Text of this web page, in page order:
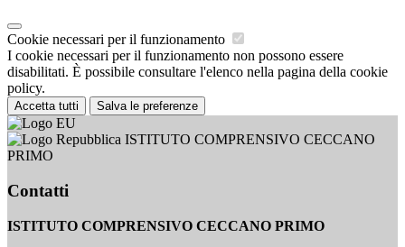
Cookie necessari per il funzionamento
I cookie necessari per il funzionamento non possono essere
disabilitati. È possibile consultare l'elenco nella pagina della cookie
policy.
Accetta tutti Salva le preferenze
ISTITUTO COMPRENSIVO CECCANO
PRIMO
Contatti
ISTITUTO COMPRENSIVO CECCANO PRIMO